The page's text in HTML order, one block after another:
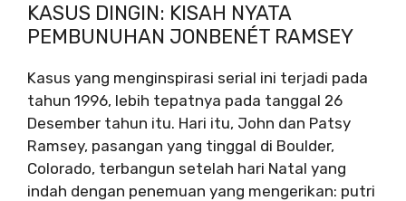
KASUS DINGIN: KISAH NYATA
PEMBUNUHAN JONBENÉT RAMSEY
Kasus yang menginspirasi serial ini terjadi pada
tahun 1996, lebih tepatnya pada tanggal 26
Desember tahun itu. Hari itu, John dan Patsy
Ramsey, pasangan yang tinggal di Boulder,
Colorado, terbangun setelah hari Natal yang
indah dengan penemuan yang mengerikan: putri